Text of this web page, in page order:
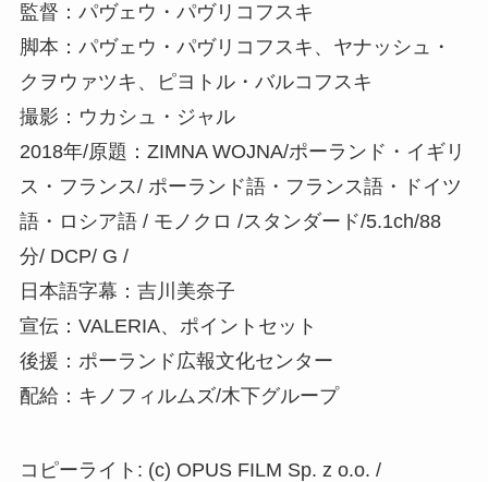
監督：パヴェウ・パヴリコフスキ
脚本：パヴェウ・パヴリコフスキ、ヤナッシュ・
クヲウァツキ、ピヨトル・バルコフスキ
撮影：ウカシュ・ジャル
2018年/原題：ZIMNA WOJNA/ポーランド・イギリ
ス・フランス/ ポーランド語・フランス語・ドイツ
語・ロシア語 / モノクロ /スタンダード/5.1ch/88
分/ DCP/ G /
日本語字幕：吉川美奈子
宣伝：VALERIA、ポイントセット
後援：ポーランド広報文化センター
配給：キノフィルムズ/木下グループ
コピーライト: (c) OPUS FILM Sp. z o.o. /